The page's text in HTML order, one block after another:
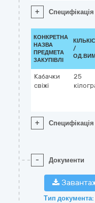
+
КОНКРЕТНА
НАЗВА
ПРЕДМЕТА
ЗАКУПІВЛІ
/
Кабачки
свіжі
25
+ Специфікація
- Документи
Тип